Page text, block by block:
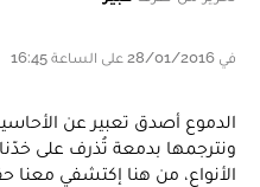
في 28/01/2016 على الساعة 16:45
الدموع أصدق تعبير عن
ونترجمها بدمعة تُذرف على
الأنواع، من هنا إكتشفي معنا